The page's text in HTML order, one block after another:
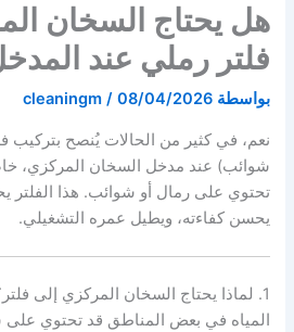
هل يحتاج السخان
فلتر رملي عند
بواسطة cleaningm / 08/04/2026
نعم، في كثير من الحالات يُنصح بتركيب
شوائب) عند مدخل السخان المركزي،
تحتوي على رمال أو شوائب. هذا الفلتر
يحسن كفاءته، ويطيل عمره التشغيلي.
1. لماذا يحتاج السخان المركزي إلى فلتر؟
المياه في بعض المناطق قد تحتوي على